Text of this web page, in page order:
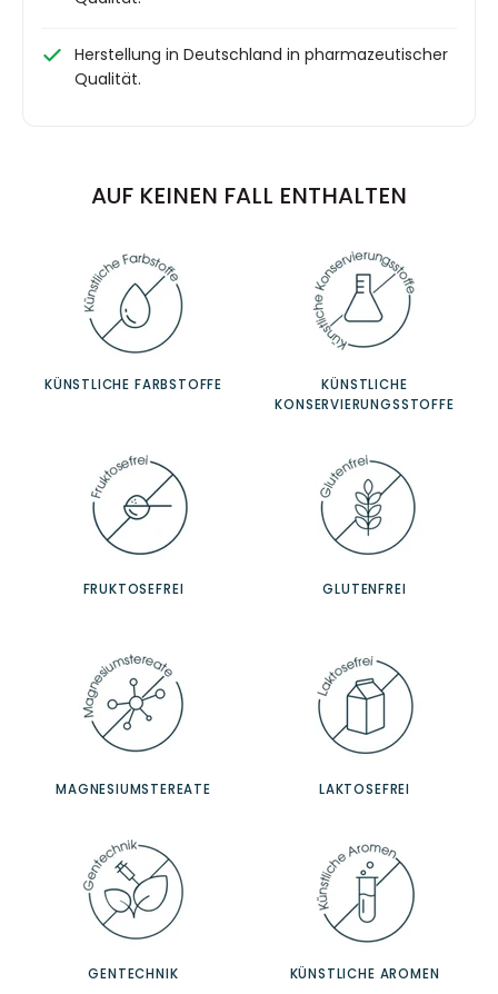
Herstellung in Deutschland in pharmazeutischer
Qualität.
AUF KEINEN FALL ENTHALTEN
KÜNSTLICHE FARBSTOFFE
KÜNSTLICHE
KONSERVIERUNGSSTOFFE
FRUKTOSEFREI GLUTENFREI
MAGNESIUMSTEREATE LAKTOSEFREI
GENTECHNIK KÜNSTLICHE AROMEN